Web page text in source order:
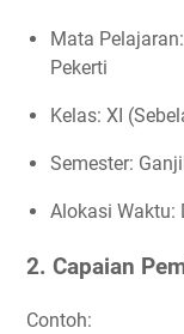
Mata
Pekerti
Kelas: XI
Semester:
Alokasi Waktu:
2. Capaian
Contoh: